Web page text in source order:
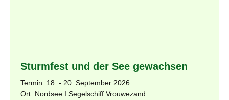
Sturmfest und der See gewachsen
Termin: 18. - 20. September 2026
Ort: Nordsee I Segelschiff Vrouwezand